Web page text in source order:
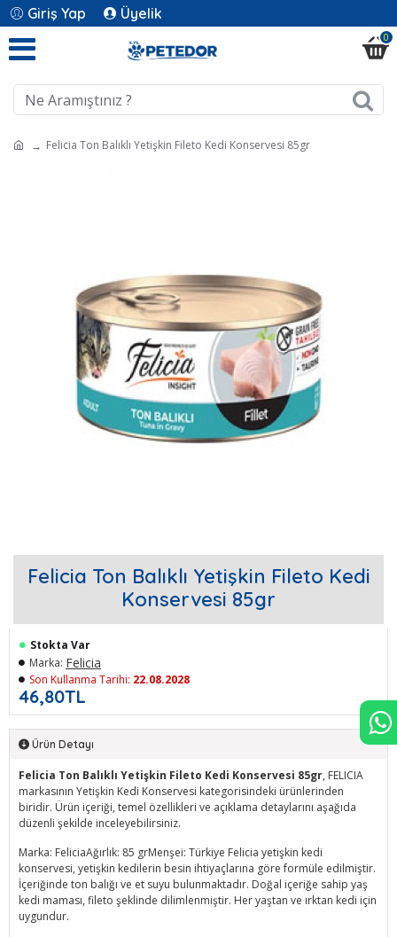
Giriş Yap Üyelik
0
Felicia Ton Balıklı Yetişkin Fileto Kedi Konservesi 85gr
Felicia Ton Balıklı Yetişkin Fileto Kedi
Konservesi 85gr
46,80TL
Stokta Var
Marka: Felicia
Son Kullanma Tarihi: 22.08.2028
Ürün Detayı
Felicia Ton Balıklı Yetişkin Fileto Kedi Konservesi 85gr, FELICIA
markasının Yetişkin Kedi Konservesi kategorisindeki ürünlerinden
biridir. Ürün içeriği, temel özellikleri ve açıklama detaylarını aşağıda
düzenli şekilde inceleyebilirsiniz.
Marka: FeliciaAğırlık: 85 grMenşei: Türkiye Felicia yetişkin kedi
konservesi, yetişkin kedilerin besin ihtiyaçlarına göre formüle edilmiştir.
İçeriğinde ton balığı ve et suyu bulunmaktadır. Doğal içeriğe sahip yaş
kedi maması, fileto şeklinde dilimlenmiştir. Her yaştan ve ırktan kedi için
uygundur.